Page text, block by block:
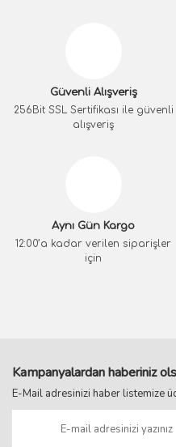
Güvenli Alışveriş
256Bit SSL Sertifikası ile güvenli
alışveriş
Aynı Gün Kargo
12:00’a kadar verilen siparişler
için
Kampanyalardan haberiniz
E-Mail adresinizi haber listemize